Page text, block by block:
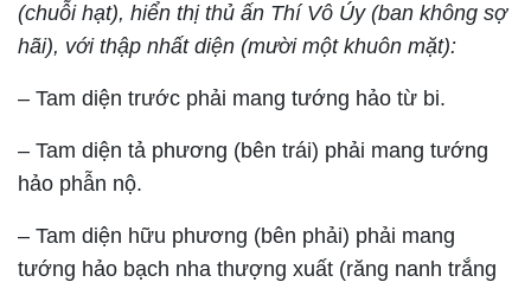
(chuỗi hạt), hiển thị thủ ấn Thí Vô Úy (ban không sợ
hãi), với thập nhất diện (mười một khuôn mặt):
– Tam diện trước phải mang tướng hảo từ bi.
– Tam diện tả phương (bên trái) phải mang tướng
hảo phẫn nộ.
– Tam diện hữu phương (bên phải) phải mang
tướng hảo bạch nha thượng xuất (răng nanh trắng